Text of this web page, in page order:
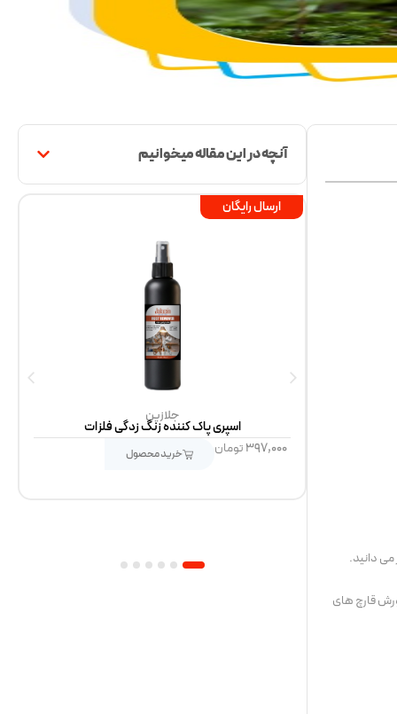
می دانید.
قارچ های
آنچه در این مقاله میخوانیم
ارسال رایگان
جلازین
اسپری پاک کننده زنگ زدگی فلزات
۳۹۷,۰۰۰تومان خرید محصول
1
2